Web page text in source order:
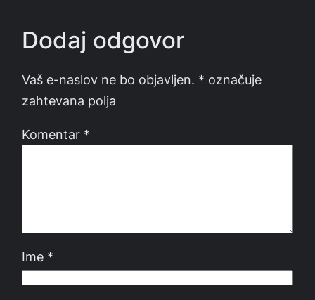
Dodaj odgovor
Vaš e-naslov ne bo objavljen. * označuje
zahtevana polja
Komentar *
Ime *